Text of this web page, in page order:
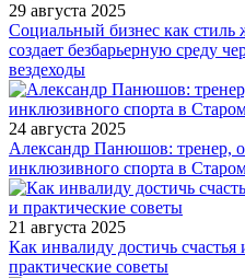
29 августа 2025
Социальный бизнес как
создает безбарьерную среду
вездеходы
24 августа 2025
Александр Панюшов: тренер,
инклюзивного спорта в
21 августа 2025
Как инвалиду достичь
практические советы